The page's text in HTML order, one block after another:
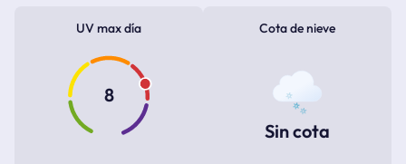
UV max día
8
Cota de nieve
Sin cota